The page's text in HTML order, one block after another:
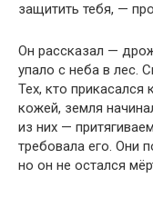
защитить тебя, —
Он рассказал —
упало с неба в лес.
Тех, кто
кожей, земля
из них —
требовала его. Они
но он не остался